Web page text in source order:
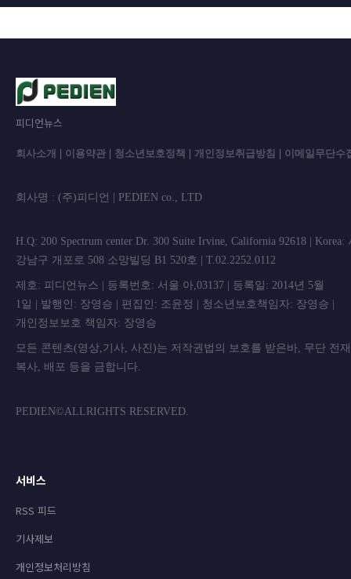
피디언뉴스
회사소개 | 이용약관 | 청소년보호정책 | 개인정보취급방침 | 이메일무단수
회사명 : (주)피디언 | PEDIEN co.,
H.Q: 200 Spectrum center Dr. 300 Suite Irvine, California 92618 | Korea:
강남구 개포로 508 소망빌딩 B1 520호 | T.02.2252.0112
제호: 피디언뉴스 | 등록번호: 서울 아,03137 | 등록일: 2014년 5월
1일 | 발행인: 장영승 | 편집인: 조윤정 | 청소년보호책임자: 장영승 |
개인정보보호 책임자: 장영승
모든 콘텐츠(영상,기사, 사진)는 저작권법의 보호를 받은바, 무단 전
복사, 배포 등을 금합니
PEDIEN©ALLRIGHTS RESERVED.
서비스
RSS 피드
기사제보
개인정보처리방침